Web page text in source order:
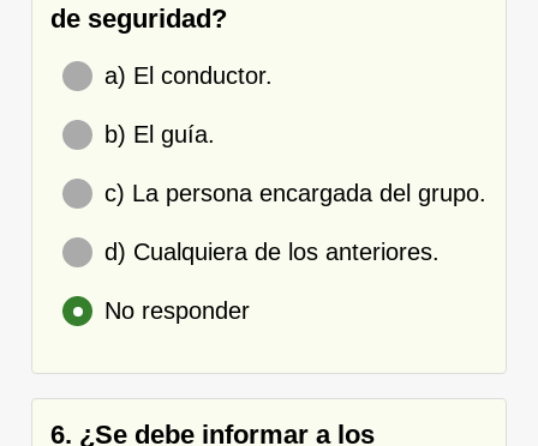
de seguridad?
a) El conductor.
b) El guía.
c) La persona encargada del grupo.
d) Cualquiera de los anteriores.
No responder
6. ¿Se debe informar a los